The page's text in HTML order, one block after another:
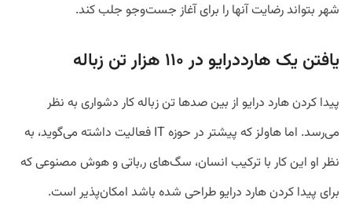
شهر بتواند رضایت آنها را برای آغاز جست‌وجو جلب کند.
یافتن یک هارددرایو در ۱۱۰ هزار تن زباله
پیدا کردن هارد درایو از بین صدها تن زباله کار دشواری به نظر
می‌رسد. اما هاولز که پیشتر در حوزه IT فعالیت داشته می‌گوید، به
نظر او این کار با ترکیب انسان، سگ‌های ر,باتی و هوش مصنوعی که
برای پیدا کردن هارد درایو طراحی شده باشد امکان‌پذیر است.